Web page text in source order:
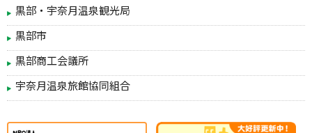
黒部・宇奈月温泉観光局
黒部市
黒部商工会議所
宇奈月温泉旅館協同組合